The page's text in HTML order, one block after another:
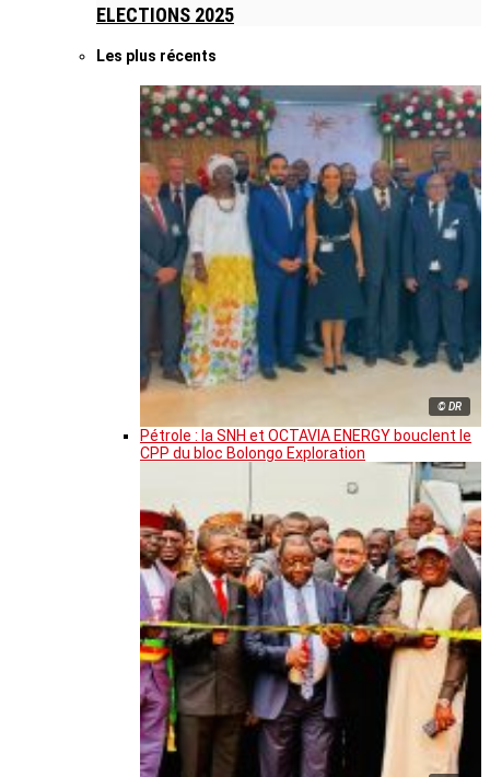
ELECTIONS 2025
Les plus récents
© DR
Pétrole : la SNH et OCTAVIA ENERGY bouclent le
CPP du bloc Bolongo Exploration